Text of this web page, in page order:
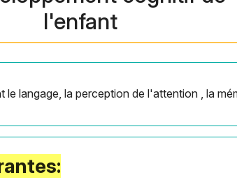
l'enfant
langage, la perception de l'attention , la